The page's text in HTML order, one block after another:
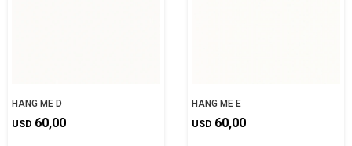
HANG ME D
USD 60,00
HANG ME E
USD 60,00